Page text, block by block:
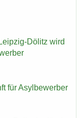
​Dölitz wird
für Asyl­be­wer­ber